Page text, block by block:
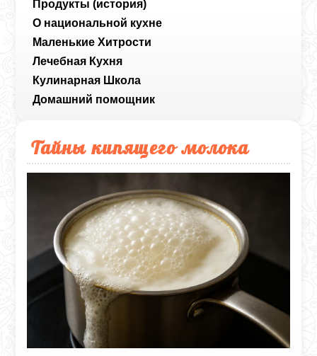
Продукты (история)
О национальной кухне
Маленькие Хитрости
Лечебная Кухня
Кулинарная Школа
Домашний помощник
Тайны кипящего молока